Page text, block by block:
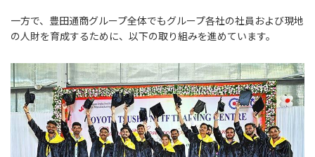
一方で、豊田通商グループ全体でもグループ各社の社員および現地
の人財を育成するために、以下の取り組みを進めています。